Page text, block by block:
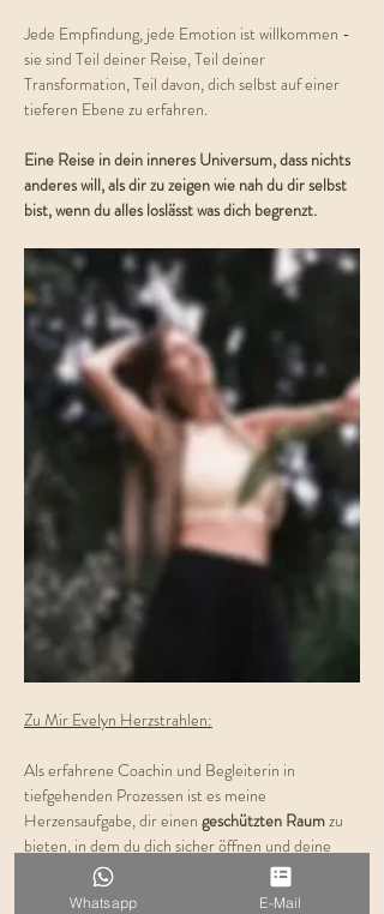
Jede Empfindung, jede Emotion ist willkommen -
sie sind Teil deiner Reise, Teil deiner
Transformation, Teil davon, dich selbst auf einer
tieferen Ebene zu erfahren.
Eine Reise in dein inneres Universum, dass nichts
anderes will, als dir zu zeigen wie nah du dir selbst
bist, wenn du alles loslässt was dich begrenzt.
Zu Mir Evelyn Herzstrahlen:
Als erfahrene Coachin und Begleiterin in
tiefgehenden Prozessen ist es meine
Herzensaufgabe, dir einen geschützten Raum zu
bieten, in dem du dich sicher öffnen und deine
innere Welt erkunden
kannst. Die Kundalini
Activation ist für mich eine kraftvolle Form der
Whatsapp E-Mail